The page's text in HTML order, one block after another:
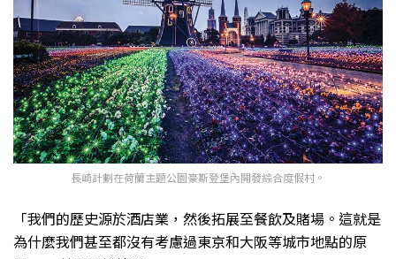
長崎計劃在荷蘭主題公園豪斯登堡內開發綜合度假村。
「我們的歷史源於酒店業，然後拓展至餐飲及賭場。這就是
為什麼我們甚至都沒有考慮過東京和大阪等城市地點的原